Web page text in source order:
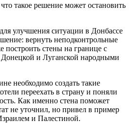
такое решение может остановить
улучшения ситуации в Донбассе
вернуть неподконтрольные
построить стены на границе с
и Луганской народными
необходимо создать такие
переехать в страну и поняли
Как именно стена поможет
не уточнил, но привел в пример
и Палестиной.